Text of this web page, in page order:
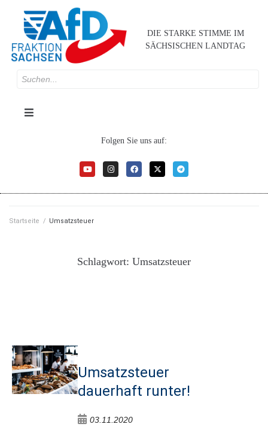
DIE STARKE STIMME IM
SÄCHSISCHEN LANDTAG
Folgen Sie uns auf:
Startseite / Umsatzsteuer
Schlagwort: Umsatzsteuer
Umsatzsteuer
dauerhaft runter!
03.11.2020